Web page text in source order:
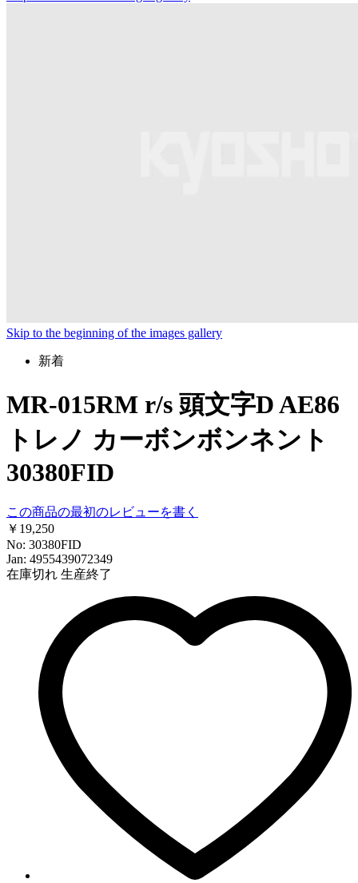
Skip to the beginning of the images gallery
新着
MR-015RM r/s 頭文字D AE86
トレノ カーボンボンネント
30380FID
この商品の最初のレビューを書く
￥19,250
No: 30380FID
Jan: 4955439072349
在庫切れ 生産終了